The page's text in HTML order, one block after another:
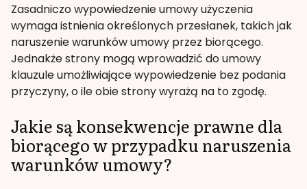
Zasadniczo wypowiedzenie umowy użyczenia
wymaga istnienia określonych przesłanek, takich jak
naruszenie warunków umowy przez biorącego.
Jednakże strony mogą wprowadzić do umowy
klauzule umożliwiające wypowiedzenie bez podania
przyczyny, o ile obie strony wyrażą na to zgodę.
Jakie są konsekwencje prawne dla
biorącego w przypadku naruszenia
warunków umowy?